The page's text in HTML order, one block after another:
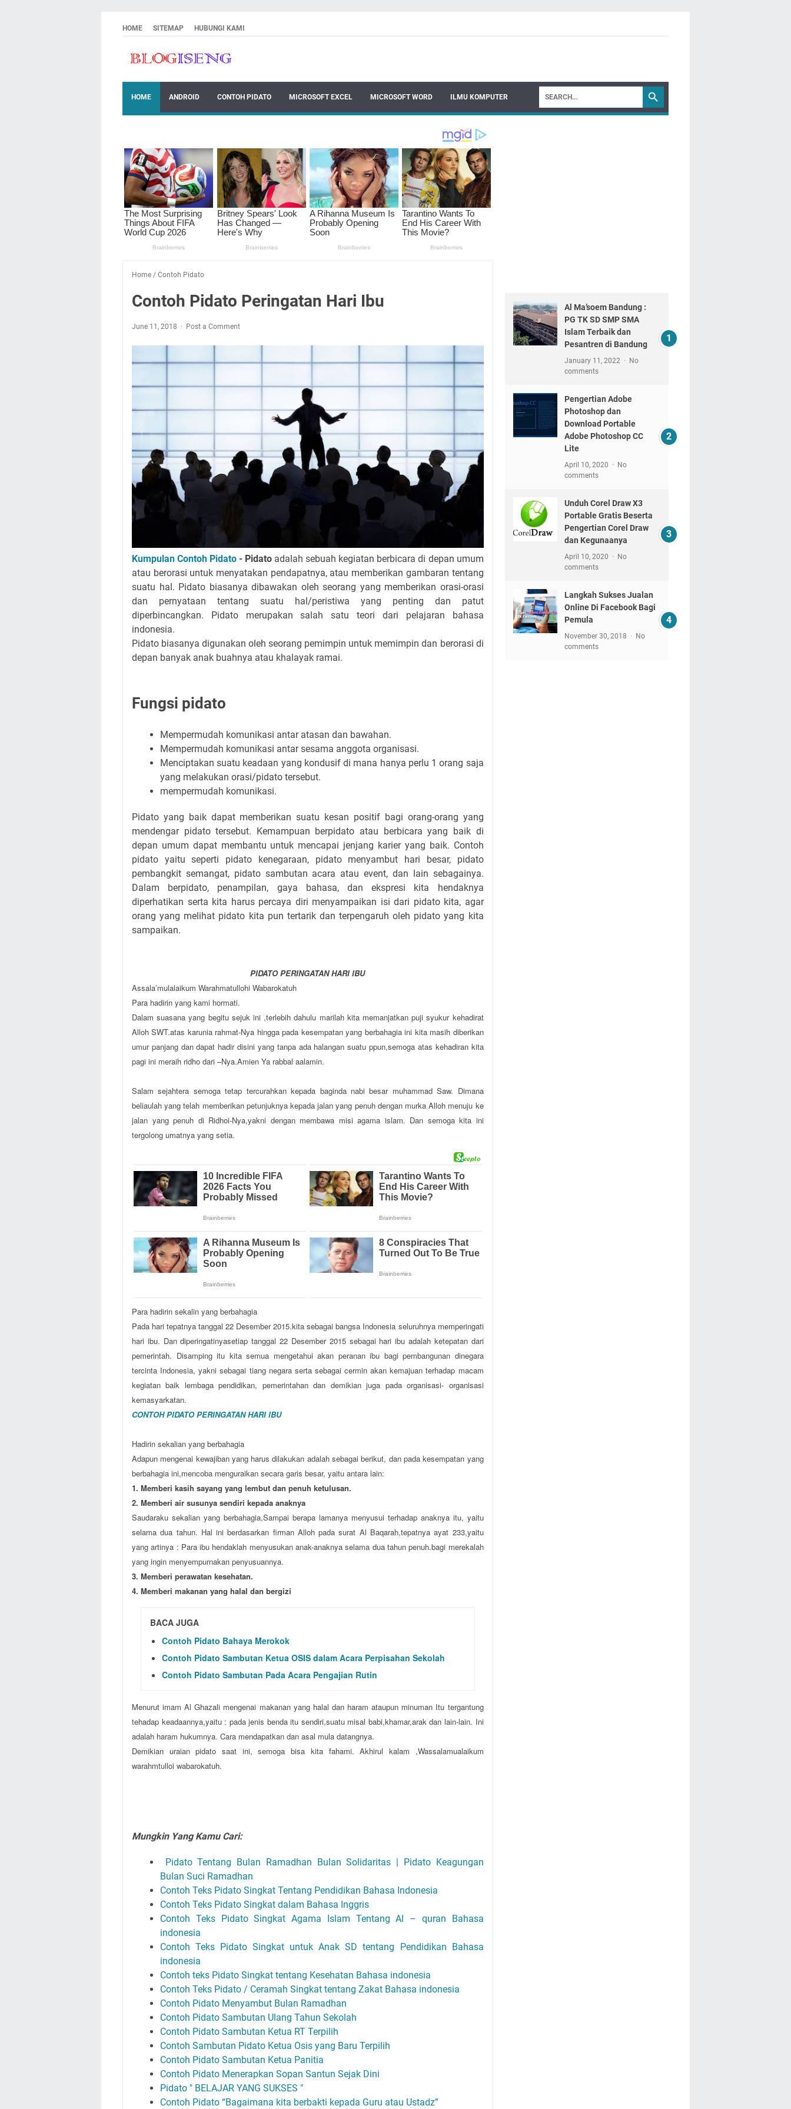
HOME SITEMAP HUBUNGI KAMI
HOME ANDROID CONTOH PIDATO MICROSOFT EXCEL MICROSOFT WORD ILMU KOMPUTER
Home / Contoh Pidato
Contoh Pidato Peringatan Hari Ibu
June 11, 2018 Post a Comment
Kumpulan Contoh Pidato - Pidato adalah sebuah kegiatan berbicara di depan umum
atau berorasi untuk menyatakan pendapatnya, atau memberikan gambaran tentang
suatu hal. Pidato biasanya dibawakan oleh seorang yang memberikan orasi-orasi
dan pernyataan tentang suatu hal/peristiwa yang penting dan patut
diperbincangkan. Pidato merupakan salah satu teori dari pelajaran bahasa
indonesia.
Pidato biasanya digunakan oleh seorang pemimpin untuk memimpin dan berorasi di
depan banyak anak buahnya atau khalayak ramai.
Fungsi pidato
Mempermudah komunikasi antar atasan dan bawahan.
Mempermudah komunikasi antar sesama anggota organisasi.
Menciptakan suatu keadaan yang kondusif di mana hanya perlu 1 orang saja
yang melakukan orasi/pidato tersebut.
mempermudah komunikasi.
Pidato yang baik dapat memberikan suatu kesan positif bagi orang-orang yang
mendengar pidato tersebut. Kemampuan berpidato atau berbicara yang baik di
depan umum dapat membantu untuk mencapai jenjang karier yang baik. Contoh
pidato yaitu seperti pidato kenegaraan, pidato menyambut hari besar, pidato
pembangkit semangat, pidato sambutan acara atau event, dan lain sebagainya.
Dalam berpidato, penampilan, gaya bahasa, dan ekspresi kita hendaknya
diperhatikan serta kita harus percaya diri menyampaikan isi dari pidato kita, agar
orang yang melihat pidato kita pun tertarik dan terpengaruh oleh pidato yang kita
sampaikan.
PIDATO PERINGATAN HARI IBU
Assala’mulalaikum Warahmatullohi Wabarokatuh
Para hadirin yang kami hormati.
Dalam suasana yang begitu sejuk ini ,terlebih dahulu marilah kita memanjatkan puji syukur kehadirat
Alloh SWT.atas karunia rahmat-Nya hingga pada kesempatan yang berbahagia ini kita masih diberikan
umur panjang dan dapat hadir disini yang tanpa ada halangan suatu ppun,semoga atas kehadiran kita
pagi ini meraih ridho dari –Nya.Amien Ya rabbal aalamin.
Salam sejahtera semoga tetap tercurahkan kepada baginda nabi besar muhammad Saw. Dimana
beliaulah yang telah memberikan petunjuknya kepada jalan yang penuh dengan murka Alloh menuju ke
jalan yang penuh di Ridhoi-Nya,yakni dengan membawa misi agama islam. Dan semoga kita ini
tergolong umatnya yang setia.
Para hadirin sekalin yang berbahagia
Pada hari tepatnya tanggal 22 Desember 2015.kita sebagai bangsa Indonesia seluruhnya memperingati
hari ibu. Dan diperingatinyasetiap tanggal 22 Desember 2015 sebagai hari ibu adalah ketepatan dari
pemerintah. Disamping itu kita semua mengetahui akan peranan ibu bagi pembangunan dinegara
tercinta Indonesia, yakni sebagai tiang negara serta sebagai cermin akan kemajuan terhadap macam
kegiatan baik lembaga pendidikan, pemerintahan dan demikian juga pada organisasi- organisasi
kemasyarkatan.
CONTOH PIDATO PERINGATAN HARI IBU
Hadirin sekalian yang berbahagia
Adapun mengenai kewajiban yang harus dilakukan adalah sebagai berikut, dan pada kesempatan yang
berbahagia ini,mencoba menguraikan secara garis besar, yaitu antara lain:
1. Memberi kasih sayang yang lembut dan penuh ketulusan.
2. Memberi air susunya sendiri kepada anaknya
Saudaraku sekalian yang berbahagia,Sampai berapa lamanya menyusui terhadap anaknya itu, yaitu
selama dua tahun. Hal ini berdasarkan firman Alloh pada surat Al Baqarah,tepatnya ayat 233,yaitu
yang artinya : Para ibu hendaklah menyusukan anak-anaknya selama dua tahun penuh.bagi merekalah
yang ingin menyempurnakan penyusuannya.
3. Memberi perawatan kesehatan.
4. Memberi makanan yang halal dan bergizi
BACA JUGA
Contoh Pidato Bahaya Merokok
Contoh Pidato Sambutan Ketua OSIS dalam Acara Perpisahan Sekolah
Contoh Pidato Sambutan Pada Acara Pengajian Rutin
Menurut imam Al Ghazali mengenai makanan yang halal dan haram ataupun minuman Itu tergantung
tehadap keadaannya,yaitu : pada jenis benda itu sendiri,suatu misal babi,khamar,arak dan lain-lain. Ini
adalah haram hukumnya. Cara mendapatkan dan asal mula datangnya.
Demikian uraian pidato saat ini, semoga bisa kita fahami. Akhirul kalam ,Wassalamualaikum
warahmtulloi wabarokatuh.
Mungkin Yang Kamu Cari:
Pidato Tentang Bulan Ramadhan Bulan Solidaritas | Pidato Keagungan
Bulan Suci Ramadhan
Contoh Teks Pidato Singkat Tentang Pendidikan Bahasa Indonesia
Contoh Teks Pidato Singkat dalam Bahasa Inggris
Contoh Teks Pidato Singkat Agama Islam Tentang Al – quran Bahasa
indonesia
Contoh Teks Pidato Singkat untuk Anak SD tentang Pendidikan Bahasa
indonesia
Contoh teks Pidato Singkat tentang Kesehatan Bahasa indonesia
Contoh Teks Pidato / Ceramah Singkat tentang Zakat Bahasa indonesia
Contoh Pidato Menyambut Bulan Ramadhan
Contoh Pidato Sambutan Ulang Tahun Sekolah
Contoh Pidato Sambutan Ketua RT Terpilih
Contoh Sambutan Pidato Ketua Osis yang Baru Terpilih
Contoh Pidato Sambutan Ketua Panitia
Contoh Pidato Menerapkan Sopan Santun Sejak Dini
Pidato " BELAJAR YANG SUKSES "
Contoh Pidato “Bagaimana kita berbakti kepada Guru atau Ustadz”
Al Ma’soem Bandung :
PG TK SD SMP SMA
Islam Terbaik dan
Pesantren di Bandung
January 11, 2022
No
comments
Pengertian Adobe
Photoshop dan
Download Portable
Adobe Photoshop CC
Lite
April 10, 2020
No
comments
Unduh Corel Draw X3
Portable Gratis Beserta
Pengertian Corel Draw
dan Kegunaanya
April 10, 2020
No
comments
Langkah Sukses Jualan
Online Di Facebook Bagi
Pemula
November 30, 2018
No
comments